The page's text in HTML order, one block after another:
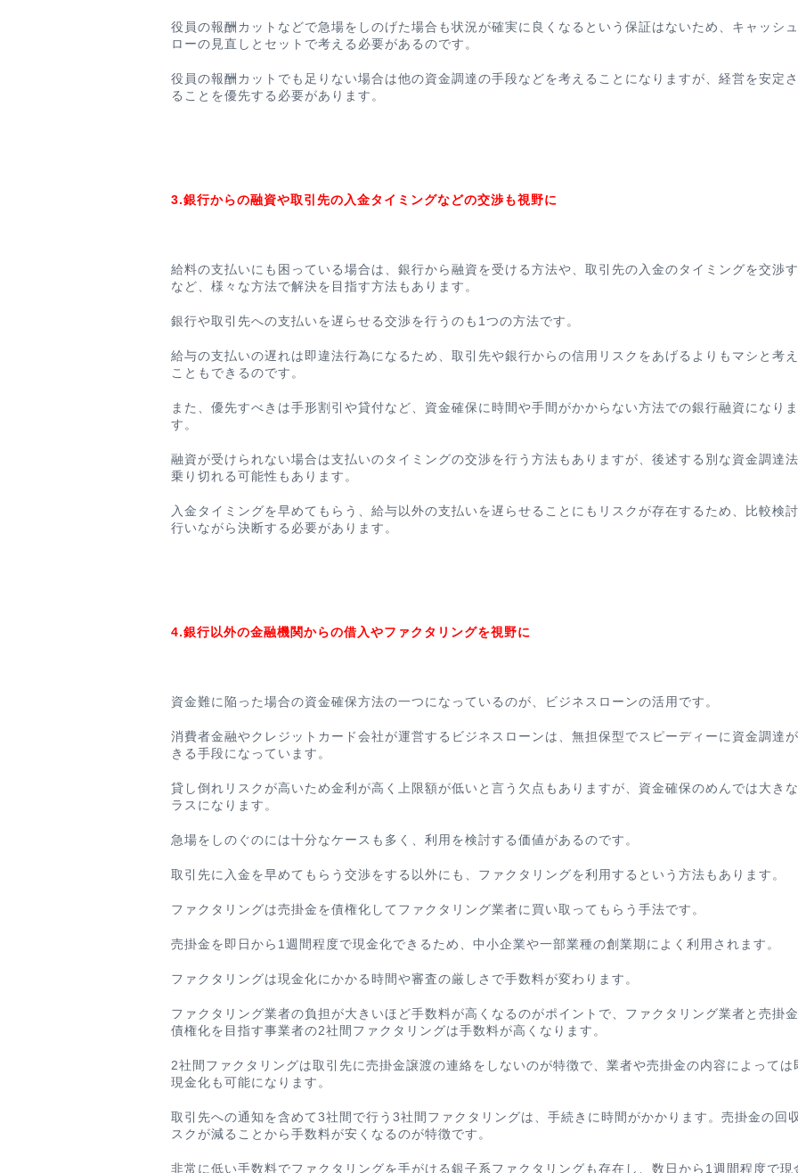
役員の報酬カットなどで急場をしのげた場合も状況が確実に良くなるという保証はないため、キャッシ
ローの見直しとセットで考える必要があるのです。
役員の報酬カットでも足りない場合は他の資金調達の手段などを考えることになりますが、経営を安定
ることを優先する必要があります。
3.銀行からの融資や取引先の入金タイミングなどの交渉も視野に
給料の支払いにも困っている場合は、銀行から融資を受ける方法や、取引先の入金のタイミングを交渉
など、様々な方法で解決を目指す方法もあります。
銀行や取引先への支払いを遅らせる交渉を行うのも1つの方法です。
給与の支払いの遅れは即違法行為になるため、取引先や銀行からの信用リスクをあげるよりもマシと考
こともできるのです。
また、優先すべきは手形割引や貸付など、資金確保に時間や手間がかからない方法での銀行融資になりま
す。
融資が受けられない場合は支払いのタイミングの交渉を行う方法もありますが、後述する別な資金調達
乗り切れる可能性もあります。
入金タイミングを早めてもらう、給与以外の支払いを遅らせることにもリスクが存在するため、比較検
行いながら決断する必要があります。
4.銀行以外の金融機関からの借入やファクタリングを視野に
資金難に陥った場合の資金確保方法の一つになっているのが、ビジネスローンの活用です。
消費者金融やクレジットカード会社が運営するビジネスローンは、無担保型でスピーディーに資金調達
きる手段になっています。
貸し倒れリスクが高いため金利が高く上限額が低いと言う欠点もありますが、資金確保のめんでは大き
ラスになります。
急場をしのぐのには十分なケースも多く、利用を検討する価値があるのです。
取引先に入金を早めてもらう交渉をする以外にも、 ファクタリングを利用するという方法もあります。
ファクタリングは売掛金を債権化してファクタリング業者に買い取ってもらう手法です。
売掛金を即日から1週間程度で現金化できるため、中小企業や一部業種の創業期によく利用されます。
ファクタリングは現金化にかかる時間や審査の厳しさで手数料が変わります。
ファクタリング業者の負担が大きいほど手数料が高くなるのがポイントで、ファクタリング業者と売掛
債権化を目指す事業者の2社間ファクタリングは手数料が高くなります。
2社間ファクタリングは取引先に売掛金譲渡の連絡をしないのが特徴で、業者や売掛金の内容によっては
現金化も可能になります。
取引先への通知を含めて3社間で行う3社間ファクタリングは、手続きに時間がかかります。売掛金の回
スクが減ることから手数料が安くなるのが特徴です。
非常に低い手数料でファクタリングを手がける銀子系ファクタリングも存在し、数日から1週間程度で現